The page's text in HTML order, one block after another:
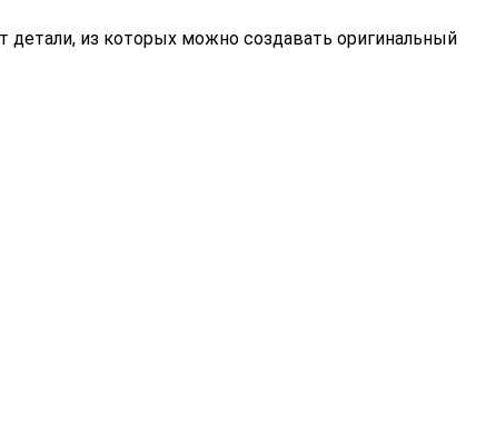
детали, из которых можно создавать оригинальный